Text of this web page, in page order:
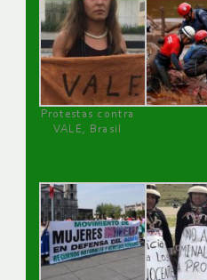
Protestas contra
VALE, Brasil